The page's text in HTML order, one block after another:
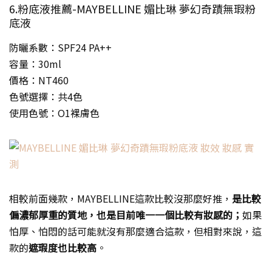
6.粉底液推薦-MAYBELLINE 媚比琳 夢幻奇蹟無瑕粉
底液
防曬系數：SPF24 PA++
容量：30ml
價格：NT460
色號選擇：共4色
使用色號：O1裸膚色
相較前面幾款，MAYBELLINE這款比較沒那麼好推， 是比較
偏濃郁厚重的質地，也是目前唯一一個比較有妝感的； 如果
怕厚、怕悶的話可能就沒有那麼適合這款，但相對來說，這
款的遮瑕度也比較高 。